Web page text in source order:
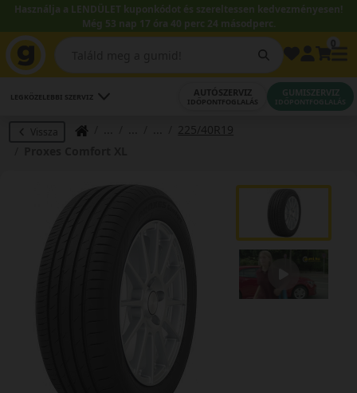
Használja a LENDÜLET kuponkódot és szereltessen kedvezményesen!
Még 53 nap 17 óra 40 perc 24 másodperc.
LEGKÖZELEBBI SZERVIZ AUTÓSZERVIZ
IDŐPONTFOGLALÁS
GUMISZERVIZ
IDŐPONTFOGLALÁS
Vissza
225/40R19